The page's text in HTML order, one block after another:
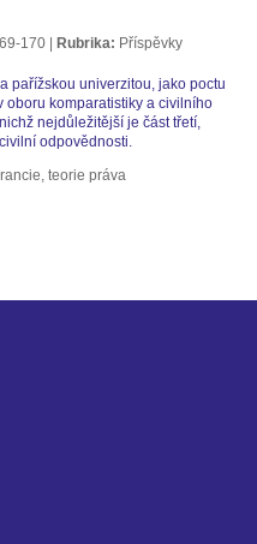
170 Rubrika: Příspěvky
pařížskou univerzitou, jako poctu
oboru komparatistiky a civilního
nejdůležitější je část třetí,
odpovědnosti.
teorie práva